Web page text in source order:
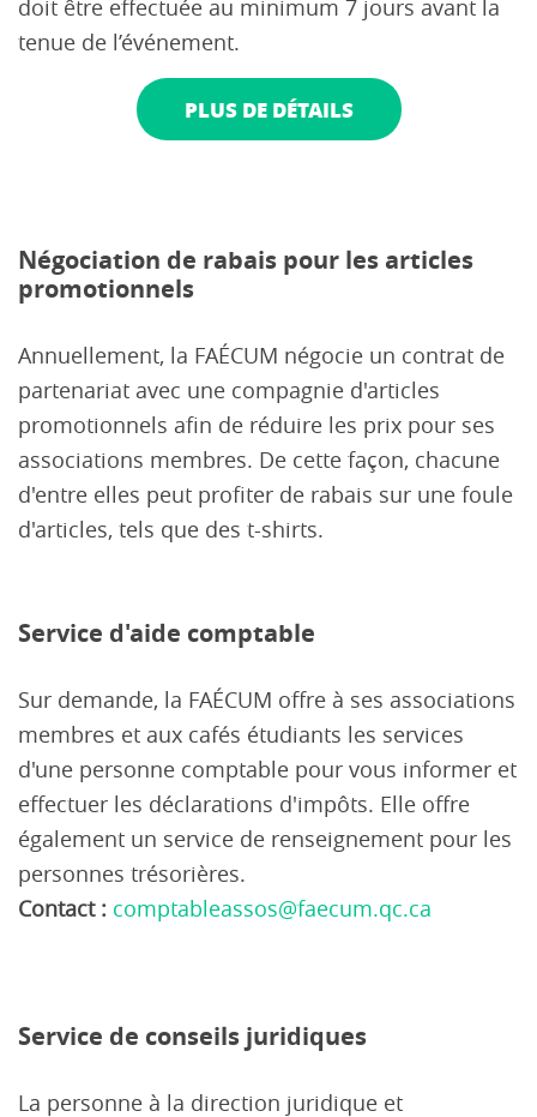
doit être effectuée au minimum 7 jours avant la
tenue de l’événement.
PLUS DE DÉTAILS
Négociation de rabais pour les articles
promotionnels
Annuellement, la FAÉCUM négocie un contrat de
partenariat avec une compagnie d'articles
promotionnels afin de réduire les prix pour ses
associations membres. De cette façon, chacune
d'entre elles peut profiter de rabais sur une foule
d'articles, tels que des t-shirts.
Service d'aide comptable
Sur demande, la FAÉCUM offre à ses associations
membres et aux cafés étudiants les services
d'une personne comptable pour vous informer et
effectuer les déclarations d'impôts. Elle offre
également un service de renseignement pour les
personnes trésorières.
Contact : comptableassos@faecum.qc.ca
Service de conseils juridiques
La personne à la direction juridique et